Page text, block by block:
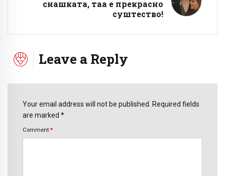
снашката, таа е прекрасно
суштество!
Leave a Reply
Your email address will not be published. Required fields
are marked *
Comment *